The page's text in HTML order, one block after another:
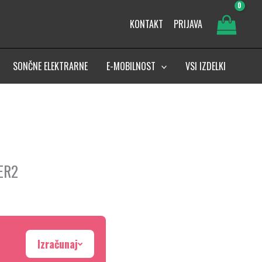
KONTAKT PRIJAVA
SONČNE ELEKTRARNE E-MOBILNOST VSI IZDELKI
Izračunaj